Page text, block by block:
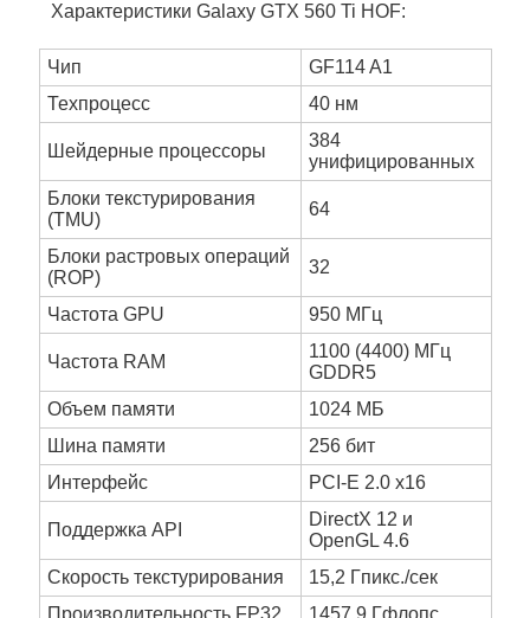
Характеристики Galaxy GTX 560 Ti HOF:
Чип
GF114 A1
Техпроцесс
40 нм
Шейдерные процессоры
384
унифицированных
Блоки текстурирования
(TMU)
64
Блоки растровых операций
(ROP)
32
Частота GPU 950 МГц
Частота RAM
1100 (4400) МГц
GDDR5
Объем памяти
1024 МБ
Шина памяти
256 бит
Интерфейс
PCI-E 2.0 x16
Поддержка API
DirectX 12 и
OpenGL 4.6
Скорость текстурирования
15,2 Гпикс./сек